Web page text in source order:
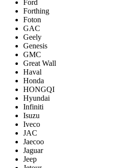
Ford
Forthing
Foton
GAC
Geely
Genesis
GMC
Great Wall
Haval
Honda
HONGQI
Hyundai
Infiniti
Isuzu
Iveco
JAC
Jaecoo
Jaguar
Jeep